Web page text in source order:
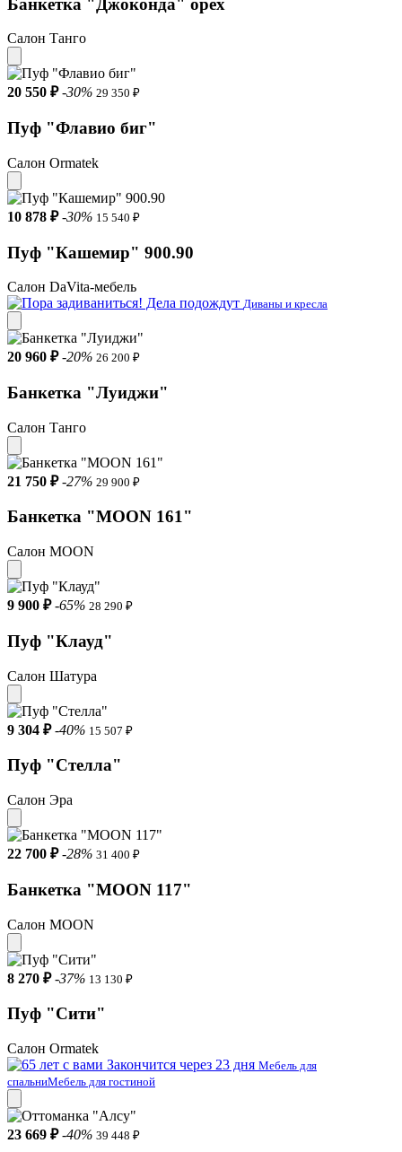
Банкетка "Джоконда" орех
Салон Танго
20 550 ₽ -30% 29 350 ₽
Пуф "Флавио биг"
Салон Ormatek
10 878 ₽ -30% 15 540 ₽
Пуф "Кашемир" 900.90
Салон DaVita-мебель
Диваны и кресла
20 960 ₽ -20% 26 200 ₽
Банкетка "Луиджи"
Салон Танго
21 750 ₽ -27% 29 900 ₽
Банкетка "MOON 161"
Салон MOON
9 900 ₽ -65% 28 290 ₽
Пуф "Клауд"
Салон Шатура
9 304 ₽ -40% 15 507 ₽
Пуф "Стелла"
Салон Эра
22 700 ₽ -28% 31 400 ₽
Банкетка "MOON 117"
Салон MOON
8 270 ₽ -37% 13 130 ₽
Пуф "Cити"
Салон Ormatek
Закончится через 23 дня Мебель для
спальниМебель для гостиной
23 669 ₽ -40% 39 448 ₽